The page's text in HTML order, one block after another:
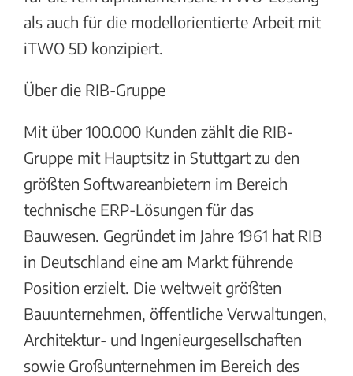
als auch für die modellorientierte Arbeit mit
iTWO 5D konzipiert.
Über die RIB-Gruppe
Mit über 100.000 Kunden zählt die RIB-
Gruppe mit Hauptsitz in Stuttgart zu den
größten Softwareanbietern im Bereich
technische ERP-Lösungen für das
Bauwesen. Gegründet im Jahre 1961 hat RIB
in Deutschland eine am Markt führende
Position erzielt. Die weltweit größten
Bauunternehmen, öffentliche Verwaltungen,
Architektur- und Ingenieurgesellschaften
sowie Großunternehmen im Bereich des